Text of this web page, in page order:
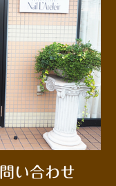
い合わせ